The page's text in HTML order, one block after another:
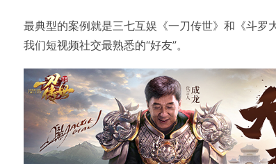
最典型的案例就是三七互娱《一刀传世》和《斗罗
我们短视频社交最熟悉的“好友”。